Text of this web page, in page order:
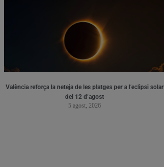
València reforça la neteja de les platges per a l’eclipsi solar
del 12 d’agost
5 agost, 2026